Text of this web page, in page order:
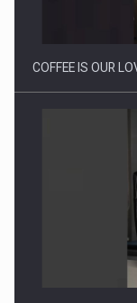
Proteinmaxxing
COFFEE IS OUR